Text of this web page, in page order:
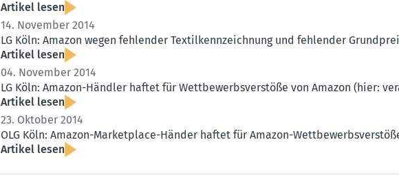
Artikel lesen
14. November 2014
LG Köln: Amazon wegen fehlender Textil­kenn­zeichnung und fehlender
Artikel lesen
04. November 2014
LG Köln: Amazon-Händler haftet für Wettbe­werbs­ver­stöße von Amazon (hier:
Artikel lesen
23. Oktober 2014
OLG Köln: Amazon-Market­place-Händer haftet für Amazon-
Artikel lesen